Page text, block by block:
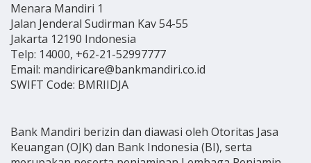
Menara Mandiri 1
Jalan Jenderal Sudirman Kav 54-55
Jakarta 12190 Indonesia
Telp: 14000, +62-21-52997777
Email: mandiricare@bankmandiri.co.id
SWIFT Code: BMRIIDJA
Bank Mandiri berizin dan diawasi oleh Otoritas Jasa
Keuangan (OJK) dan Bank Indonesia (BI), serta